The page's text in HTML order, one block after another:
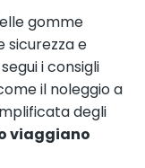
gomme
sicurezza e
i consigli
il noleggio a
degli
viaggiano